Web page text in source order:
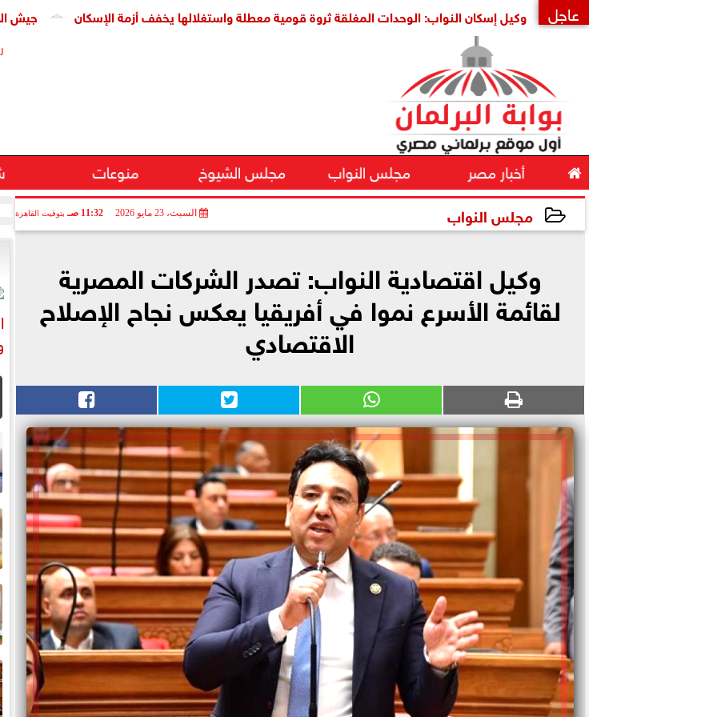
عاجل جيش الاحتلال: مقتل وكيل إسكان النواب: الوحدات المغلقة ثروة قومية معطلة واستغلالها يخفف أزمة الإسكان
 أخبار مصر مجلس النواب مجلس الشيوخ منوعات
مجلس النواب السبت، 23 مايو 2026 11:32 صـ بتوقيت القاهرة
وكيل اقتصادية النواب: تصدر الشركات المصرية
لقائمة الأسرع نموا في أفريقيا يعكس نجاح الإصلاح
الاقتصادي